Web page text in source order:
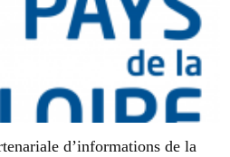
d’informations de la